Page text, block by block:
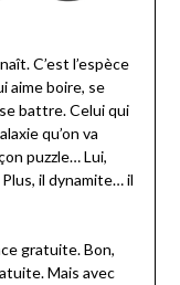
C’est l’espèce
aime boire, se
battre. Celui qui
qu’on va
puzzle… Lui,
il dynamite… il
gratuite. Bon,
Mais avec